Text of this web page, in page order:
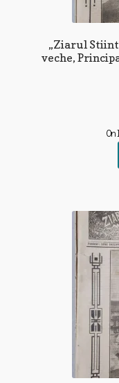
„Ziarul
veche,